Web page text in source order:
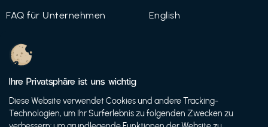
FAQ für Unternehmen
Datenschutz
Nutzungsbedingungen
English
Ihre Privatsphäre ist uns wichtig
Diese Website verwendet Cookies und andere Tracking-
Technologien, um Ihr Surferlebnis zu folgenden Zwecken zu